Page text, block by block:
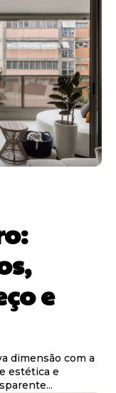
e
dimensão com a
estética e